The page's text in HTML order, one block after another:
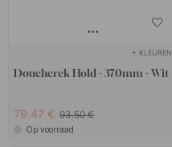
+ KLEUREN
Doucherek Hold - 370mm - Wit
79.47 € 93.50 €
Op voorraad